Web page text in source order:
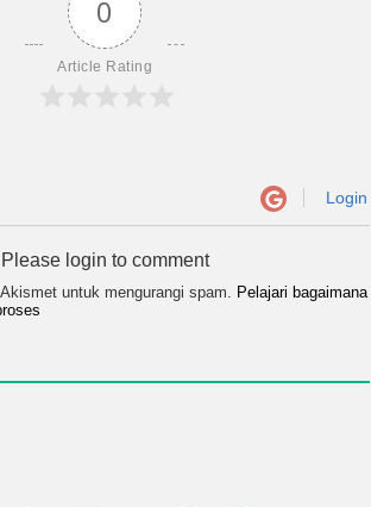
0
Article Rating
Login
Please login to comment
untuk mengurangi spam. Pelajari bagaimana